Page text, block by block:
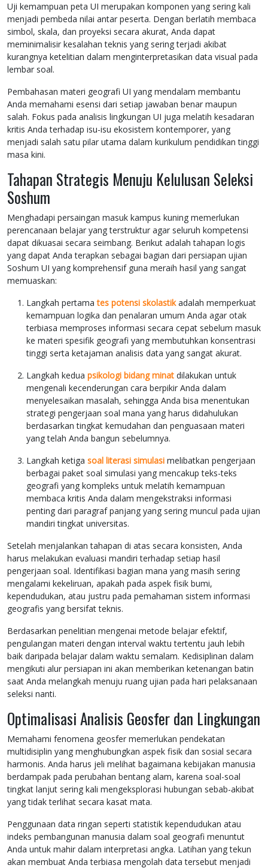
Uji kemampuan peta UI merupakan komponen yang sering kali
menjadi pembeda nilai antar peserta. Dengan berlatih membaca
simbol, skala, dan proyeksi secara akurat, Anda dapat
meminimalisir kesalahan teknis yang sering terjadi akibat
kurangnya ketelitian dalam menginterpretasikan data visual pada
lembar soal.
Pembahasan materi geografi UI yang mendalam membantu
Anda memahami esensi dari setiap jawaban benar maupun
salah. Fokus pada analisis lingkungan UI juga melatih kesadaran
kritis Anda terhadap isu-isu ekosistem kontemporer, yang
menjadi salah satu pilar utama dalam kurikulum pendidikan tinggi
masa kini.
Tahapan Strategis Menuju Kelulusan Seleksi
Soshum
Menghadapi persaingan masuk kampus kuning memerlukan
perencanaan belajar yang terstruktur agar seluruh kompetensi
dapat dikuasai secara seimbang. Berikut adalah tahapan logis
yang dapat Anda terapkan sebagai bagian dari persiapan ujian
Soshum UI yang komprehensif guna meraih hasil yang sangat
memuaskan:
Langkah pertamates potensi skolastikadalah memperkuat
kemampuan logika dan penalaran umum Anda agar otak
terbiasa memproses informasi secara cepat sebelum masuk
ke materi spesifik geografi yang membutuhkan konsentrasi
tinggi serta ketajaman analisis data yang sangat akurat.
Langkah kedua psikologi bidang minat dilakukan untuk
mengenali kecenderungan cara berpikir Anda dalam
menyelesaikan masalah, sehingga Anda bisa menentukan
strategi pengerjaan soal mana yang harus didahulukan
berdasarkan tingkat kemudahan dan penguasaan materi
yang telah Anda bangun sebelumnya.
Langkah ketiga soal literasi simulasi melibatkan pengerjaan
berbagai paket soal simulasi yang mencakup teks-teks
geografi yang kompleks untuk melatih kemampuan
membaca kritis Anda dalam mengekstraksi informasi
penting dari paragraf panjang yang sering muncul pada ujian
mandiri tingkat universitas.
Setelah menjalankan tahapan di atas secara konsisten, Anda
harus melakukan evaluasi mandiri terhadap setiap hasil
pengerjaan soal. Identifikasi bagian mana yang masih sering
mengalami kekeliruan, apakah pada aspek fisik bumi,
kependudukan, atau justru pada pemahaman sistem informasi
geografis yang bersifat teknis.
Berdasarkan penelitian mengenai metode belajar efektif,
pengulangan materi dengan interval waktu tertentu jauh lebih
baik daripada belajar dalam waktu semalam. Kedisiplinan dalam
mengikuti alur persiapan ini akan memberikan ketenangan batin
saat Anda melangkah menuju ruang ujian pada hari pelaksanaan
seleksi nanti.
Optimalisasi Analisis Geosfer dan Lingkungan
Memahami fenomena geosfer memerlukan pendekatan
multidisiplin yang menghubungkan aspek fisik dan sosial secara
harmonis. Anda harus jeli melihat bagaimana kebijakan manusia
berdampak pada perubahan bentang alam, karena soal-soal
tingkat lanjut sering kali mengeksplorasi hubungan sebab-akibat
yang tidak terlihat secara kasat mata.
Penggunaan data ringan seperti statistik kependudukan atau
indeks pembangunan manusia dalam soal geografi menuntut
Anda untuk mahir dalam interpretasi angka. Latihan yang tekun
akan membuat Anda terbiasa mengolah data tersebut menjadi